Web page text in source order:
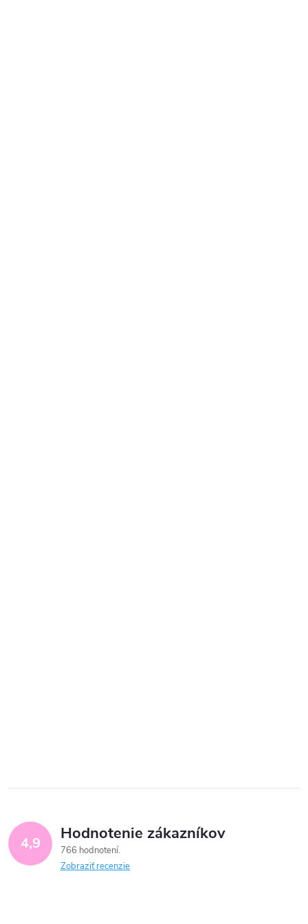
4,9 Hodnotenie zákazníkov
766 hodnotení
Zobraziť recenzie